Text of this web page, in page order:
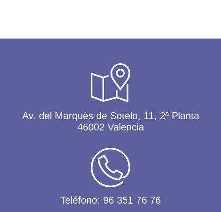
Av. del Marqués de Sotelo, 11, 2ª Planta
46002 Valencia
Teléfono: 96 351 76 76